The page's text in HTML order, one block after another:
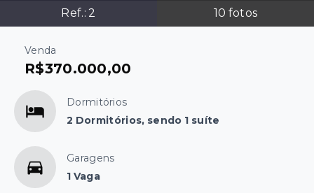
Ref.: 2 10 fotos
Venda
R$370.000,00
Dormitórios
2 Dormitórios, sendo 1 suíte
Garagens
1 Vaga